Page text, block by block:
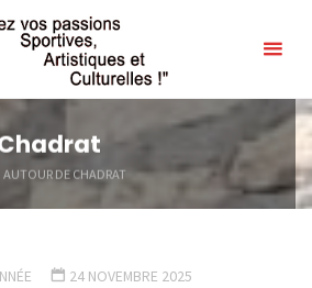
AUTOUR DE CHADRAT
24 NOVEMBRE 2025